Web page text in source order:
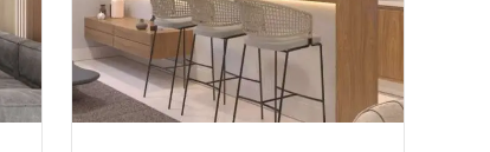
Entrar no Apto